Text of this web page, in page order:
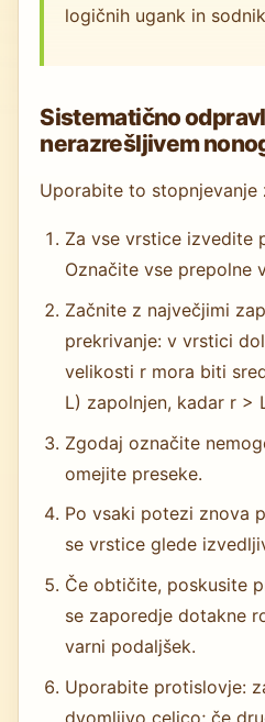
logičnih ugank in
Sistematično
nerazrešljivem
Uporabite to stopnjevanje
Za vse vrstice izvedite
Označite vse prepolne
Začnite z največjimi
prekrivanje: v vrstici
velikosti r mora biti
L) zapolnjen, kadar r >
Zgodaj označite
omejite preseke.
Po vsaki potezi znova
se vrstice glede
Če obtičite, poskusite
se zaporedje dotakne
varni podaljšek.
Uporabite protislovje:
dvomljivo celico; če